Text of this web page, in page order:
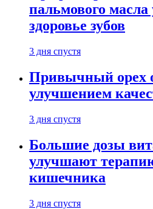
пальмового
здоровье зубов
3 дня спустя
Привычный орех
улучшением
3 дня спустя
Большие дозы
улучшают
кишечника
3 дня спустя